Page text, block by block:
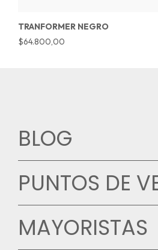
TRANFORMER NEGRO
$64.800,00
BLOG
PUNTOS DE
MAYORISTAS